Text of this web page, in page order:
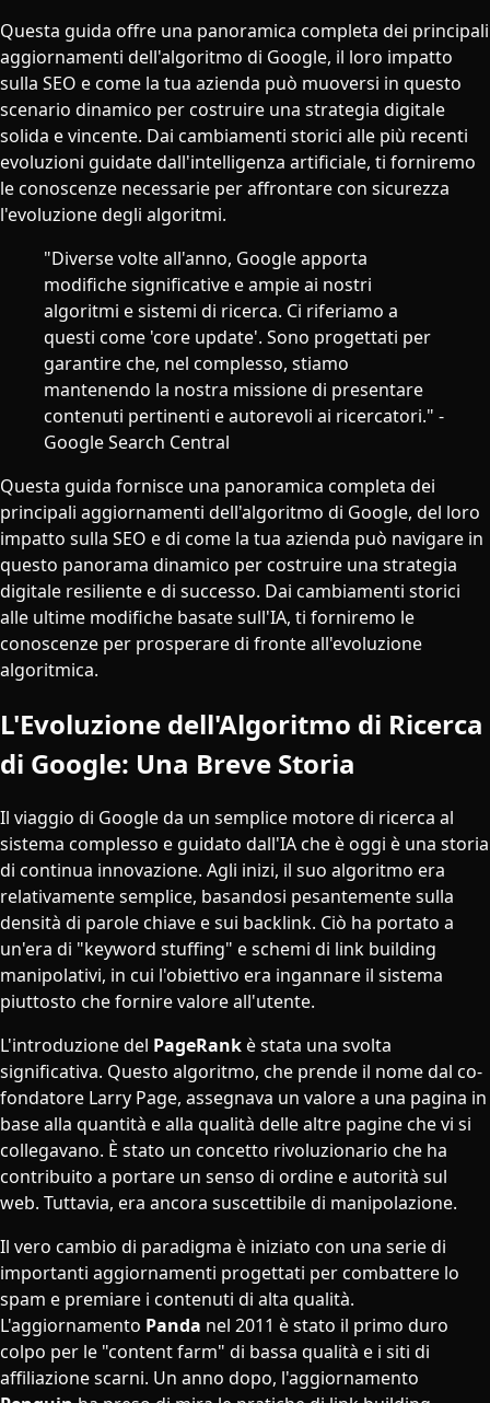
Questa guida offre una panoramica completa dei principali
aggiornamenti dell'algoritmo di Google, il loro impatto
sulla SEO e come la tua azienda può muoversi in questo
scenario dinamico per costruire una strategia digitale
solida e vincente. Dai cambiamenti storici alle più recenti
evoluzioni guidate dall'intelligenza artificiale, ti forniremo
le conoscenze necessarie per affrontare con sicurezza
l'evoluzione degli algoritmi.
"Diverse volte all'anno, Google apporta
modifiche significative e ampie ai nostri
algoritmi e sistemi di ricerca. Ci riferiamo a
questi come 'core update'. Sono progettati per
garantire che, nel complesso, stiamo
mantenendo la nostra missione di presentare
contenuti pertinenti e autorevoli ai ricercatori." -
Google Search Central
Questa guida fornisce una panoramica completa dei
principali aggiornamenti dell'algoritmo di Google, del loro
impatto sulla SEO e di come la tua azienda può navigare in
questo panorama dinamico per costruire una strategia
digitale resiliente e di successo. Dai cambiamenti storici
alle ultime modifiche basate sull'IA, ti forniremo le
conoscenze per prosperare di fronte all'evoluzione
algoritmica.
L'Evoluzione dell'Algoritmo di Ricerca
di Google: Una Breve Storia
Il viaggio di Google da un semplice motore di ricerca al
sistema complesso e guidato dall'IA che è oggi è una storia
di continua innovazione. Agli inizi, il suo algoritmo era
relativamente semplice, basandosi pesantemente sulla
densità di parole chiave e sui backlink. Ciò ha portato a
un'era di "keyword stuffing" e schemi di link building
manipolativi, in cui l'obiettivo era ingannare il sistema
piuttosto che fornire valore all'utente.
L'introduzione del PageRankè stata una svolta
significativa. Questo algoritmo, che prende il nome dal co-
fondatore Larry Page, assegnava un valore a una pagina in
base alla quantità e alla qualità delle altre pagine che vi si
collegavano. È stato un concetto rivoluzionario che ha
contribuito a portare un senso di ordine e autorità sul
web. Tuttavia, era ancora suscettibile di manipolazione.
Il vero cambio di paradigma è iniziato con una serie di
importanti aggiornamenti progettati per combattere lo
spam e premiare i contenuti di alta qualità.
L'aggiornamento Panda nel 2011 è stato il primo duro
colpo per le "content farm" di bassa qualità e i siti di
affiliazione scarni. Un anno dopo, l'aggiornamento